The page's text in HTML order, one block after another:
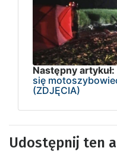
Następny artykuł:
się
(ZDJĘCIA)
Udostępnij ten